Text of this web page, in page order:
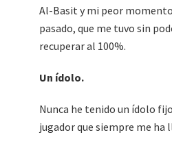
Al-Basit y mi peor
pasado, que me tuvo sin
recuperar al 100%.
Un ídolo.
Nunca he tenido un ídolo
jugador que siempre me ha